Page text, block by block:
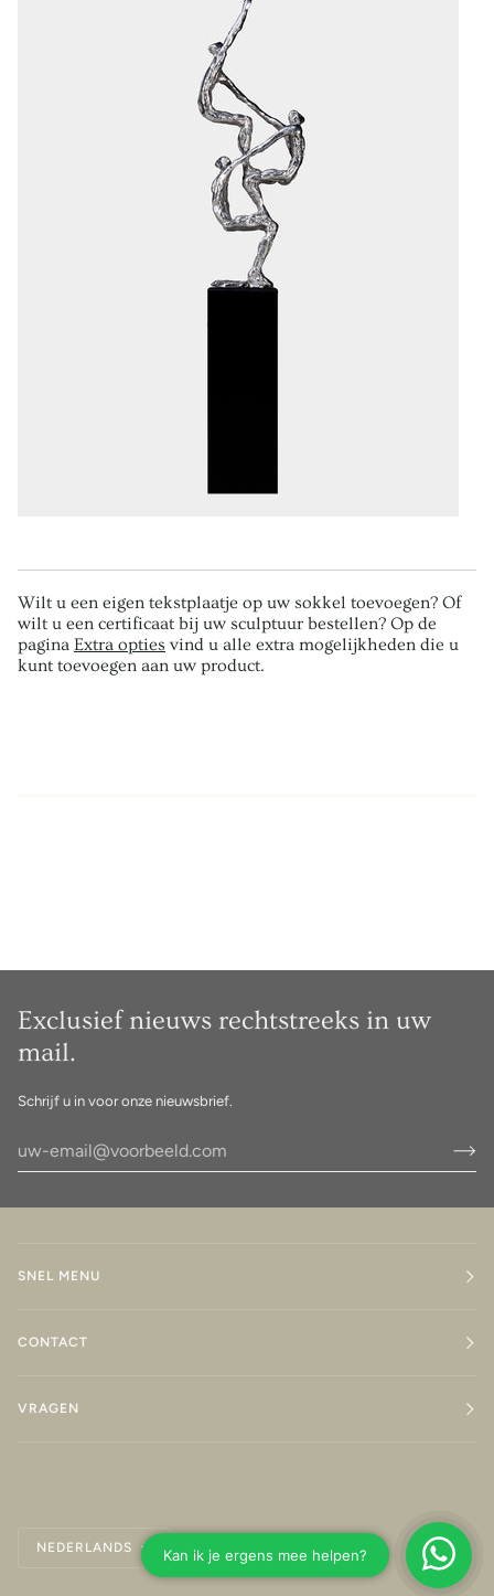
Wilt u een eigen tekstplaatje op uw sokkel toevoegen? Of
wilt u een certificaat bij uw sculptuur bestellen? Op de
pagina Extra opties vind u alle extra mogelijkheden die u
kunt toevoegen aan uw product.
Exclusief nieuws rechtstreeks in uw
mail.
Schrijf u in voor onze nieuwsbrief.
SNEL MENU
CONTACT
VRAGEN
Taal
NEDERLANDS